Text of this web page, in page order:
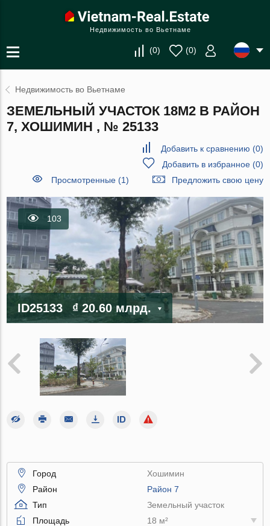
Недвижимость во Вьетнаме
(0) (0)
Недвижимость во Вьетнаме
ЗЕМЕЛЬНЫЙ УЧАСТОК 18М2 В РАЙОН
7, ХОШИМИН , № 25133
Добавить к сравнению (0)
Добавить в избранное(0)
Просмотренные (1)
Предложить свою цену
103
ID25133 ₫ 20.60 млрд.
Город
Хошимин
Район
Район 7
Тип
Земельный участок
Площадь
18 м²